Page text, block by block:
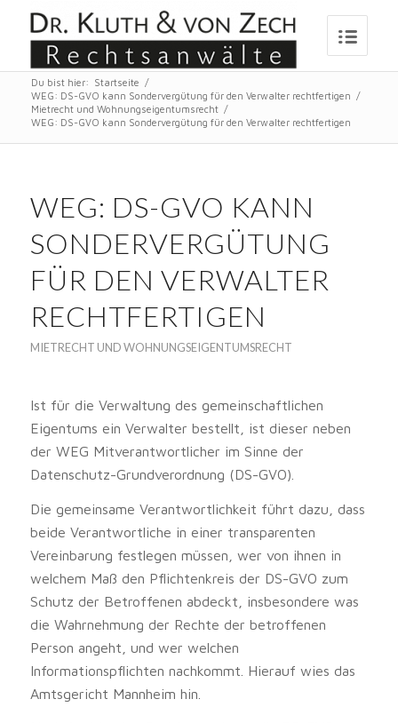
Du bist hier: Startseite
/
WEG: DS-GVO kann Sondervergütung für den Verwalter rechtfertigen
/
Mietrecht und Wohnungseigentumsrecht /
WEG: DS-GVO kann Sondervergütung für den Verwalter rechtfertigen
WEG: DS-GVO KANN
SONDERVERGÜTUNG
FÜR DEN VERWALTER
RECHTFERTIGEN
MIETRECHT UND WOHNUNGSEIGENTUMSRECHT
Ist für die Verwaltung des gemeinschaftlichen
Eigentums ein Verwalter bestellt, ist dieser neben
der WEG Mitverantwortlicher im Sinne der
Datenschutz-Grundverordnung (DS-GVO).
Die gemeinsame Verantwortlichkeit führt dazu, dass
beide Verantwortliche in einer transparenten
Vereinbarung festlegen müssen, wer von ihnen in
welchem Maß den Pflichtenkreis der DS-GVO zum
Schutz der Betroffenen abdeckt, insbesondere was
die Wahrnehmung der Rechte der betroffenen
Person angeht, und wer welchen
Informationspflichten nachkommt. Hierauf wies das
Amtsgericht Mannheim hin.